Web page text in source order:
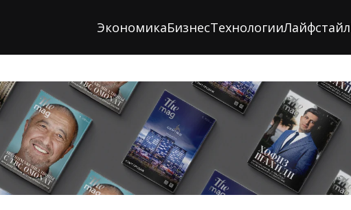
ЭкономикаБизнесТехнологииЛайфстайл
– Майкл & Камилла
конец света, начать новую жизнь и открыть